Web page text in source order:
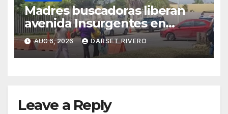
Madres buscadoras liberan
avenida Insurgentes en
Chetumal tras acordar
reunión con el fiscal de
Quintana Roo
AUG 6, 2026 DARSET RIVERO
Leave a Reply